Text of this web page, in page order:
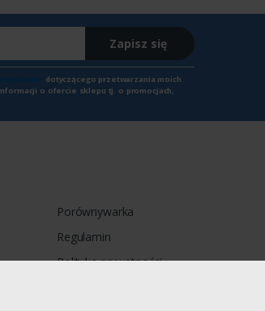
Zapisz się
dotyczącego przetwarzania moich
o ofercie sklepu tj. o promocjach,
Porównywarka
Regulamin
Polityka prywatności